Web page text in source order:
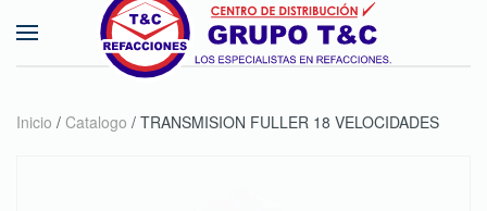
Skip to main content
Inicio / Catalogo / TRANSMISION FULLER 18 VELOCIDADES